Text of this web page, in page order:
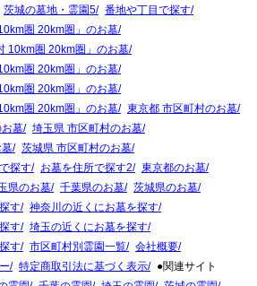
茨城の墓地・霊園5
番地や丁目で探す
圏 20km圏」のお墓
10km圏 20km圏」のお墓
圏 20km圏」のお墓
圏 20km圏」のお墓
圏 20km圏」のお墓
東京都 市区町村のお墓
墓
埼玉県 市区町村のお墓
茨城県 市区町村のお墓
探す
お墓を住所で探す2
東京都のお墓
県のお墓 千葉県のお墓
茨城県のお墓
す
神奈川の近くにお墓を探す
す
埼玉の近くにお墓を探す
す
市区町村別霊園一覧
会社概要
特定商取引法に基づく表示
●関連サイト